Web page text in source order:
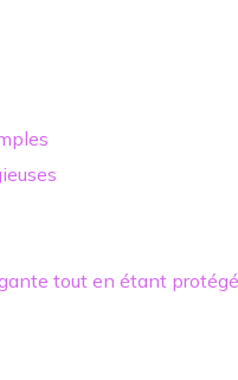
tout en étant